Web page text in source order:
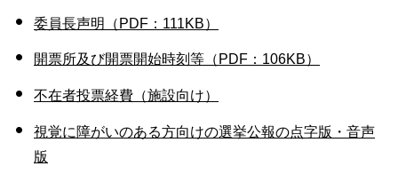
委員長声明（PDF：111KB）
開票所及び開票開始時刻等（PDF：106KB）
不在者投票経費（施設向け）
視覚に障がいのある方向けの選挙公報の点字版・音声
版